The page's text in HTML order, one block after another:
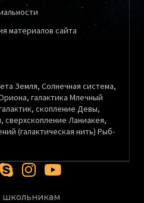
материалов сайта
Земля, Солнечная система,
галактика Млечный
скопление Девы,
сверхскопление Ланиакея,
(галактическая нить) Рыб-
школьникам